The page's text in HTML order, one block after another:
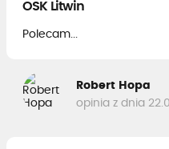
OSK Litwin
Polecam...
Robert Hopa
opinia z dnia